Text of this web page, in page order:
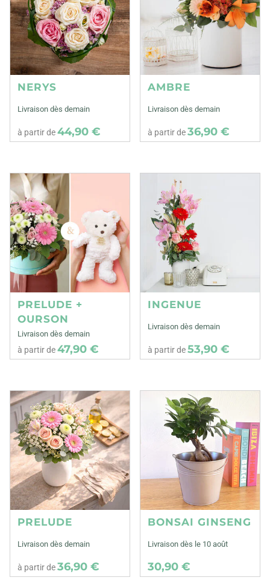
NERYS
Livraison dès demain
à partir de44,90 €
AMBRE
Livraison dès demain
à partir de36,90 €
PRELUDE +
OURSON
Livraison dès demain
à partir de47,90 €
INGENUE
Livraison dès demain
à partir de53,90 €
PRELUDE
Livraison dès demain
à partir de36,90 €
BONSAI GINSENG
Livraison dès le 10 août
30,90 €